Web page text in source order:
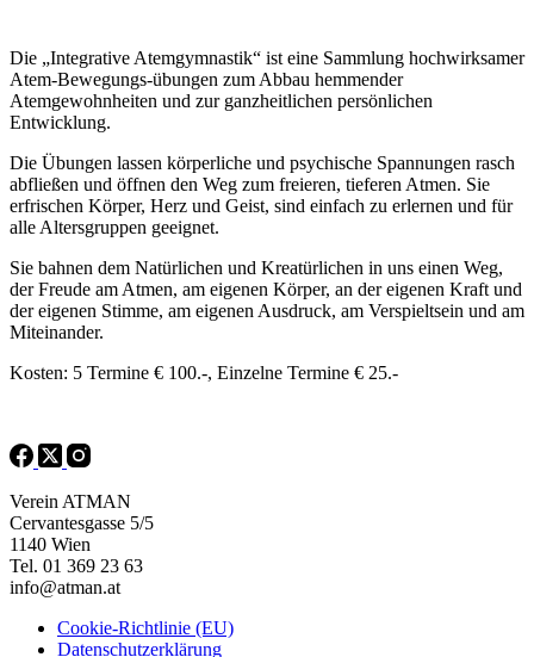
Die „Integrative Atemgymnastik“ ist eine Sammlung hochwirksamer
Atem-Bewegungs-übungen zum Abbau hemmender
Atemgewohnheiten und zur ganzheitlichen persönlichen
Entwicklung.
Die Übungen lassen körperliche und psychische Spannungen rasch
abfließen und öffnen den Weg zum freieren, tieferen Atmen. Sie
erfrischen Körper, Herz und Geist, sind einfach zu erlernen und für
alle Altersgruppen geeignet.
Sie bahnen dem Natürlichen und Kreatürlichen in uns einen Weg,
der Freude am Atmen, am eigenen Körper, an der eigenen Kraft und
der eigenen Stimme, am eigenen Ausdruck, am Verspieltsein und am
Miteinander.
Kosten: 5 Termine € 100.-, Einzelne Termine € 25.-
Verein ATMAN
Cervantesgasse 5/5
1140 Wien
Tel. 01 369 23 63
info@atman.at
Cookie-Richtlinie (EU)
Datenschutzerklärung